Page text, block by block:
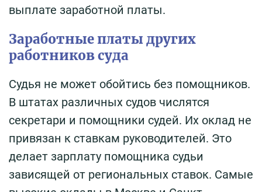
выплате заработной платы.
Заработные платы других
работников суда
Судья не может обойтись без помощников.
В штатах различных судов числятся
секретари и помощники судей. Их оклад не
привязан к ставкам руководителей. Это
делает зарплату помощника судьи
зависящей от региональных ставок. Самые